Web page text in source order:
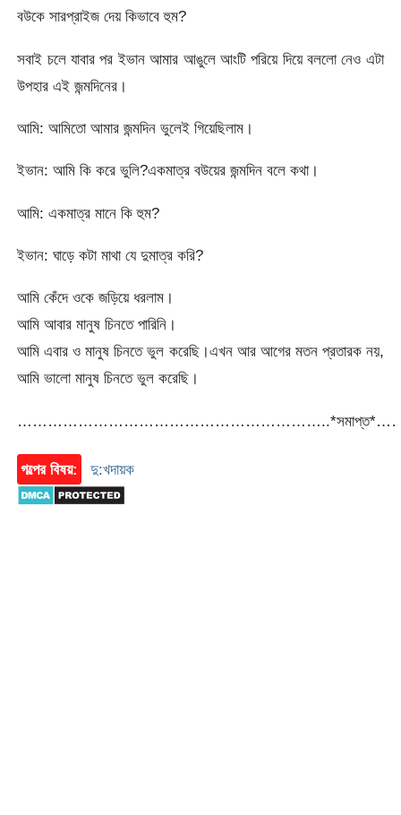
বউকে সারপ্রাইজ দেয় কিভাবে হুম?
সবাই চলে যাবার পর ইভান আমার আঙুলে আংটি পরিয়ে দিয়ে বললো নেও এটা
উপহার এই জন্মদিনের।
আমি: আমিতো আমার জন্মদিন ভুলেই গিয়েছিলাম।
ইভান: আমি কি করে ভুলি?একমাত্র বউয়ের জন্মদিন বলে কথা।
আমি: একমাত্র মানে কি হুম?
ইভান: ঘাড়ে কটা মাথা যে দুমাত্র করি?
আমি কেঁদে ওকে জড়িয়ে ধরলাম।
আমি আবার মানুষ চিনতে পারিনি।
আমি এবার ও মানুষ চিনতে ভুল করেছি।এখন আর আগের মতন প্রতারক নয়,
আমি ভালো মানুষ চিনতে ভুল করেছি।
গল্পের বিষয়: দু:খদায়ক